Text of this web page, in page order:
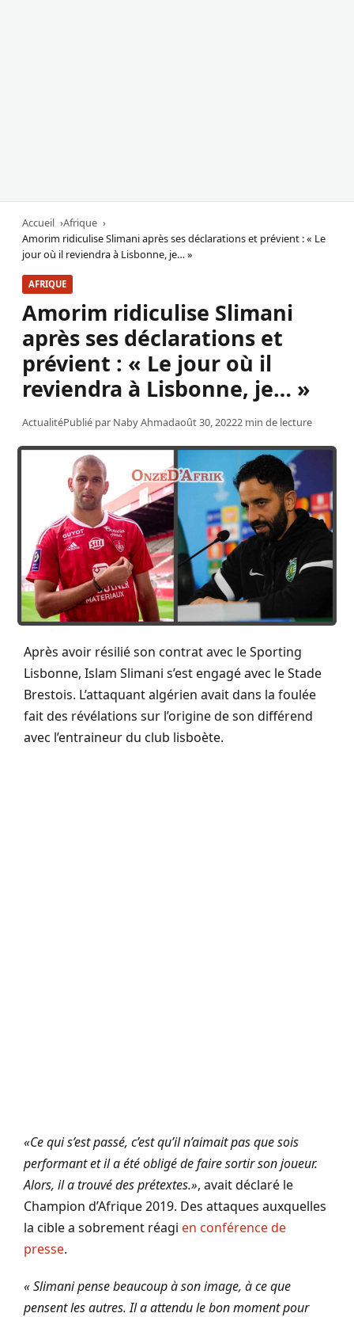
Accueil
Afrique
Amorim ridiculise Slimani après ses déclarations et prévient : « Le
jour où il reviendra à Lisbonne, je… »
AFRIQUE
Amorim ridiculise Slimani
après ses déclarations et
prévient : « Le jour où il
reviendra à Lisbonne, je… »
ActualitéPublié par Naby Ahmadaoût 30, 20222 min de lecture
Après avoir résilié son contrat avec le Sporting
Lisbonne, Islam Slimani s’est engagé avec le Stade
Brestois. L’attaquant algérien avait dans la foulée
fait des révélations sur l’origine de son différend
avec l’entraineur du club lisboète.
«Ce qui s’est passé, c’est qu’il n’aimait pas que sois
performant et il a été obligé de faire sortir son joueur.
Alors, il a trouvé des prétextes.», avait déclaré le
Champion d’Afrique 2019. Des attaques auxquelles
la cible a sobrement réagi en conférence de
presse.
« Slimani pense beaucoup à son image, à ce que
pensent les autres. Il a attendu le bon moment pour